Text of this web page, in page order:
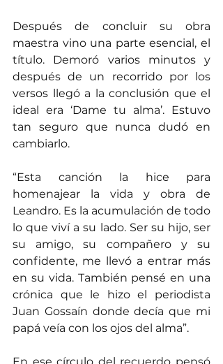
Después de concluir su obra
maestra vino una parte esencial, el
título. Demoró varios minutos y
después de un recorrido por los
versos llegó a la conclusión que el
ideal era ‘Dame tu alma’. Estuvo
tan seguro que nunca dudó en
cambiarlo.
“Esta canción la hice para
homenajear la vida y obra de
Leandro. Es la acumulación de todo
lo que viví a su lado. Ser su hijo, ser
su amigo, su compañero y su
confidente, me llevó a entrar más
en su vida. También pensé en una
crónica que le hizo el periodista
Juan Gossaín donde decía que mi
papá veía con los ojos del alma”.